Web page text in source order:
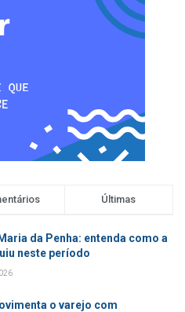
Últimas
da Penha: entenda como a
neste período
o varejo com